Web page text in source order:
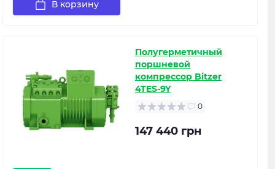
В корзину
Полугерметичный
поршневой
компрессор Bitzer
4TES-9Y
0
147 440 грн